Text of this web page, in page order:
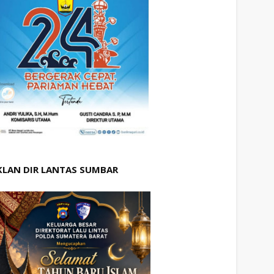
DIR LANTAS SUMBAR